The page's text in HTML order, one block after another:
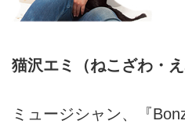
猫沢エミ（ねこざわ・え
ミュージシャン、『